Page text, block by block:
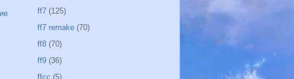
ff7 (125)
ff7 remake (70)
ff8 (70)
ff9 (36)
ffcc (5)